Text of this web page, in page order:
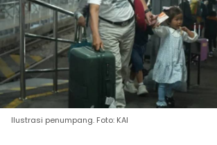
Ilustrasi penumpang. Foto: KAI